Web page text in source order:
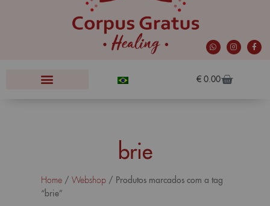
€ 0.00
brie
Home / Webshop / Produtos marcados com a tag
“brie”